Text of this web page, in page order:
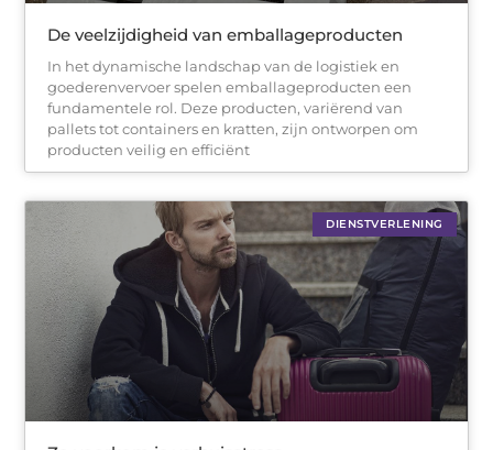
De veelzijdigheid van emballageproducten
In het dynamische landschap van de logistiek en
goederenvervoer spelen emballageproducten een
fundamentele rol. Deze producten, variërend van
pallets tot containers en kratten, zijn ontworpen om
producten veilig en efficiënt
DIENSTVERLENING